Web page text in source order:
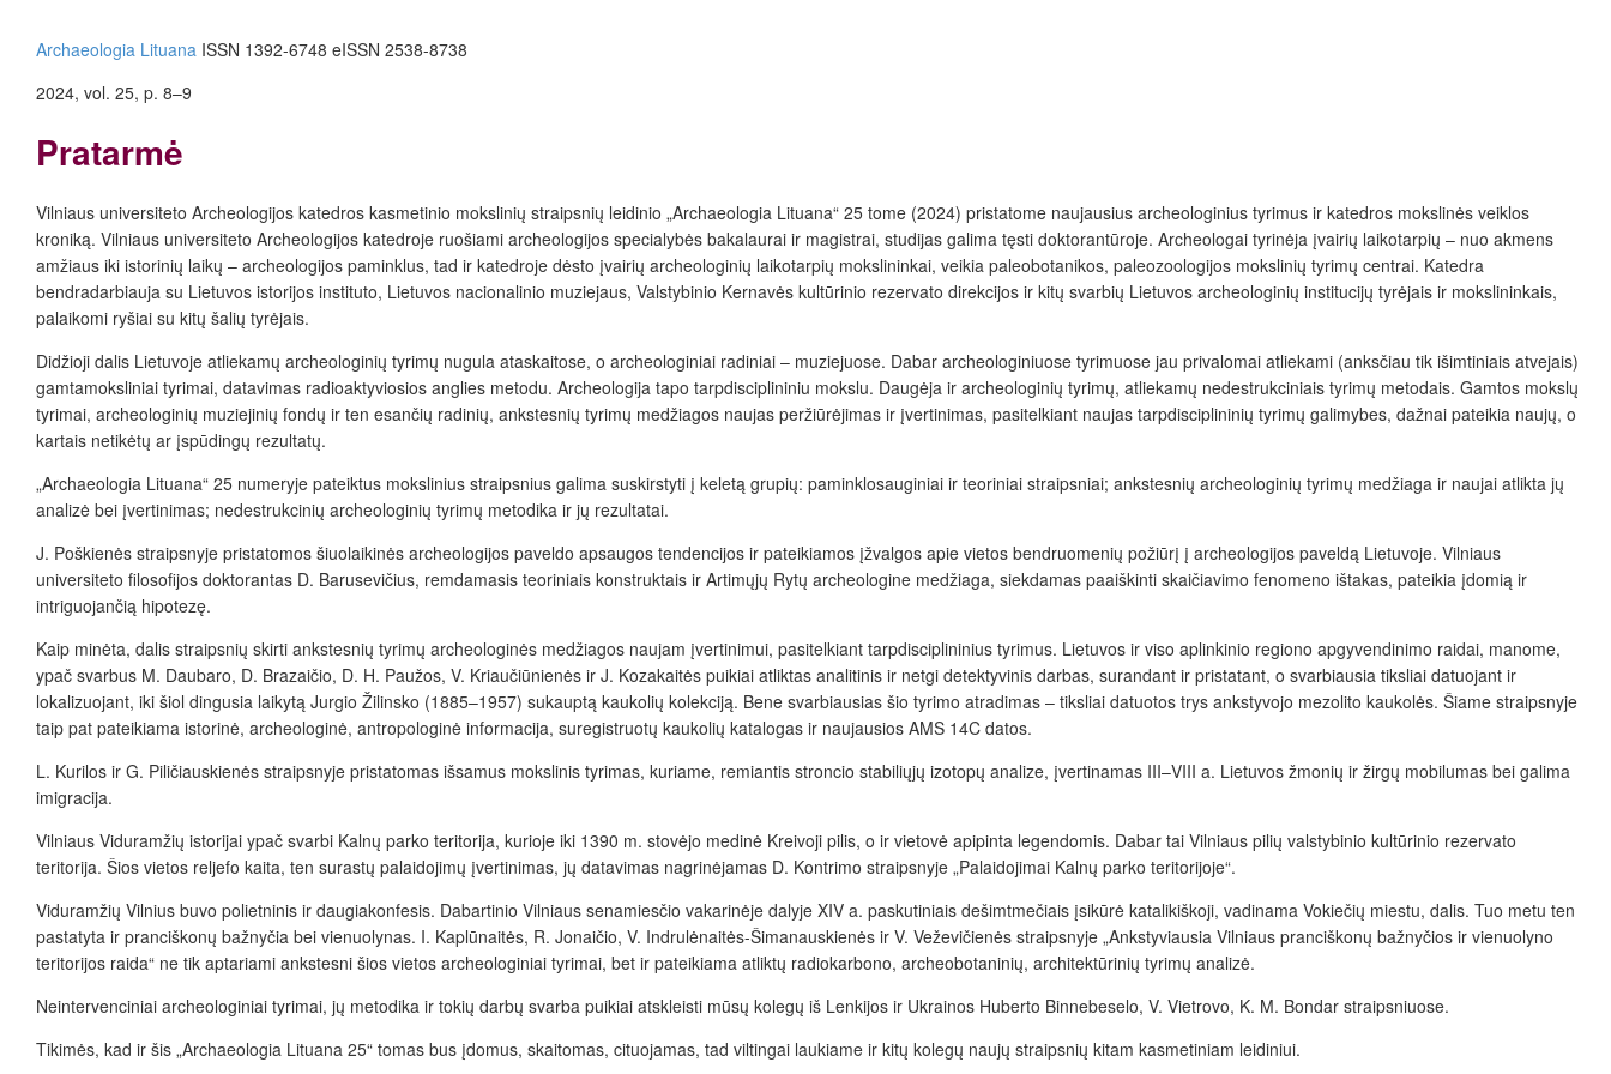
Archaeologia Lituana ISSN 1392-6748 eISSN 2538-8738
2024, vol. 25, p. 8–9
Pratarmė
Vilniaus universiteto Archeologijos katedros kasmetinio mokslinių straipsnių leidinio „Archaeologia Lituana“ 25 tome (2024) pristatome naujausius archeologinius tyrimus ir katedros mokslinės veiklos
kroniką. Vilniaus universiteto Archeologijos katedroje ruošiami archeologijos specialybės bakalaurai ir magistrai, studijas galima tęsti doktorantūroje. Archeologai tyrinėja įvairių laikotarpių – nuo akmens
amžiaus iki istorinių laikų – archeologijos paminklus, tad ir katedroje dėsto įvairių archeologinių laikotarpių mokslininkai, veikia paleobotanikos, paleozoologijos mokslinių tyrimų centrai. Katedra
bendradarbiauja su Lietuvos istorijos instituto, Lietuvos nacio­nalinio muziejaus, Valstybinio Kernavės kultūrinio rezervato direkcijos ir kitų svarbių Lietuvos archeologinių institucijų tyrėjais ir mokslininkais,
palaikomi ryšiai su kitų šalių tyrėjais.
Didžioji dalis Lietuvoje atliekamų archeologinių tyrimų nugula ataskaitose, o archeologiniai radiniai – muziejuose. Dabar archeologiniuose tyrimuose jau privalomai atliekami (anksčiau tik išimtiniais atvejais)
gamtamoksliniai tyrimai, datavimas radioaktyviosios anglies metodu. Archeologija tapo tarpdisciplininiu mokslu. Daugėja ir archeologinių tyrimų, atliekamų nedestrukciniais tyrimų metodais. Gamtos mokslų
tyrimai, archeologinių muziejinių fondų ir ten esančių radinių, ankstesnių tyrimų medžiagos naujas peržiūrėjimas ir įvertinimas, pasitelkiant naujas tarpdisciplininių tyrimų galimybes, dažnai pateikia naujų, o
kartais netikėtų ar įspūdingų rezultatų.
„Archaeologia Lituana“ 25 numeryje pateiktus mokslinius straipsnius galima suskirstyti į keletą grupių: paminklosauginiai ir teoriniai straipsniai; ankstesnių archeologinių tyrimų medžiaga ir naujai atlikta jų
analizė bei įvertinimas; nedestrukcinių archeologinių tyrimų metodika ir jų rezultatai.
J. Poškienės straipsnyje pristatomos šiuolaikinės archeologijos paveldo apsaugos tendencijos ir pateikiamos įžvalgos apie vietos bendruomenių požiūrį į archeologijos paveldą Lietuvoje. Vilniaus
universiteto filosofijos doktorantas D. Barusevičius, remdamasis teoriniais konstruktais ir Artimųjų Rytų archeologine medžiaga, siekdamas paaiškinti skaičiavimo fenomeno ištakas, pateikia įdomią ir
intriguojančią hipotezę.
Kaip minėta, dalis straipsnių skirti ankstesnių tyrimų archeologinės medžiagos naujam įvertinimui, pasitelkiant tarpdisciplininius tyrimus. Lietuvos ir viso aplinkinio regiono apgyvendinimo raidai, manome,
ypač svarbus M. Daubaro, D. Brazaičio, D. H. Paužos, V. Kriaučiūnienės ir J. Kozakaitės puikiai atliktas analitinis ir netgi detektyvinis darbas, surandant ir pristatant, o svarbiausia tiksliai datuojant ir
lokalizuojant, iki šiol dingusia laikytą Jurgio Žilinsko (1885–1957) sukauptą kaukolių kolekciją. Bene svarbiausias šio tyrimo atradimas – tiksliai datuotos trys ankstyvojo mezolito kaukolės. Šiame straipsnyje
taip pat pateikiama istorinė, archeologinė, antropologinė informacija, suregistruotų kaukolių katalogas ir naujausios AMS 14C datos.
L. Kurilos ir G. Piličiauskienės straipsnyje pristatomas išsamus mokslinis tyrimas, kuriame, remiantis stroncio stabiliųjų izotopų analize, įvertinamas III–VIII a. Lietuvos žmonių ir žirgų mobilumas bei galima
imigracija.
Vilniaus Viduramžių istorijai ypač svarbi Kalnų parko teritorija, kurioje iki 1390 m. stovėjo medinė Kreivoji pilis, o ir vietovė apipinta legendomis. Dabar tai Vilniaus pilių valstybinio kultūrinio rezervato
teritorija. Šios vietos reljefo kaita, ten surastų palaidojimų įvertinimas, jų datavimas nagrinėjamas D. Kontrimo straipsnyje „Palaidojimai Kalnų parko teritorijoje“.
Viduramžių Vilnius buvo polietninis ir daugiakonfesis. Dabartinio Vilniaus senamiesčio vakarinėje dalyje XIV a. paskutiniais dešimtmečiais įsikūrė katalikiškoji, vadinama Vokiečių miestu, dalis. Tuo metu ten
pastatyta ir pranciškonų bažnyčia bei vienuolynas. I. Kaplūnaitės, R. Jonaičio, V. Indrulėnaitės-Šimanauskienės ir V. Veževičienės straipsnyje „Ankstyviausia Vilniaus pranciškonų bažnyčios ir vienuolyno
teritorijos raida“ ne tik aptariami ankstesni šios vietos archeologiniai tyrimai, bet ir pateikiama atliktų radiokarbono, archeobotaninių, architektūrinių tyrimų analizė.
Neintervenciniai archeologiniai tyrimai, jų metodika ir tokių darbų svarba puikiai atskleisti mūsų kolegų iš Lenkijos ir Ukrainos Huberto Binnebeselo, V. Vietrovo, K. M. Bondar straipsniuose.
Tikimės, kad ir šis „Archaeologia Lituana 25“ tomas bus įdomus, skaitomas, cituojamas, tad viltingai laukiame ir kitų kolegų naujų straipsnių kitam kasmetiniam leidiniui.